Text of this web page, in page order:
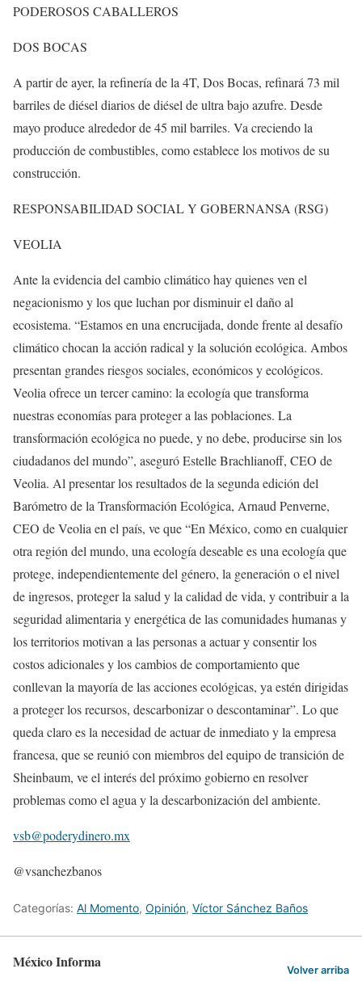
PODEROSOS CABALLEROS
DOS BOCAS
A partir de ayer, la refinería de la 4T, Dos Bocas, refinará 73 mil
barriles de diésel diarios de diésel de ultra bajo azufre. Desde
mayo produce alrededor de 45 mil barriles. Va creciendo la
producción de combustibles, como establece los motivos de su
construcción.
RESPONSABILIDAD SOCIAL Y GOBERNANSA (RSG)
VEOLIA
Ante la evidencia del cambio climático hay quienes ven el
negacionismo y los que luchan por disminuir el daño al
ecosistema. “Estamos en una encrucijada, donde frente al desafío
climático chocan la acción radical y la solución ecológica. Ambos
presentan grandes riesgos sociales, económicos y ecológicos.
Veolia ofrece un tercer camino: la ecología que transforma
nuestras economías para proteger a las poblaciones. La
transformación ecológica no puede, y no debe, producirse sin los
ciudadanos del mundo”, aseguró Estelle Brachlianoff, CEO de
Veolia. Al presentar los resultados de la segunda edición del
Barómetro de la Transformación Ecológica, Arnaud Penverne,
CEO de Veolia en el país, ve que “En México, como en cualquier
otra región del mundo, una ecología deseable es una ecología que
protege, independientemente del género, la generación o el nivel
de ingresos, proteger la salud y la calidad de vida, y contribuir a la
seguridad alimentaria y energética de las comunidades humanas y
los territorios motivan a las personas a actuar y consentir los
costos adicionales y los cambios de comportamiento que
conllevan la mayoría de las acciones ecológicas, ya estén dirigidas
a proteger los recursos, descarbonizar o descontaminar”. Lo que
queda claro es la necesidad de actuar de inmediato y la empresa
francesa, que se reunió con miembros del equipo de transición de
Sheinbaum, ve el interés del próximo gobierno en resolver
problemas como el agua y la descarbonización del ambiente.
vsb@poderydinero.mx
@vsanchezbanos
Categorías: Al Momento, Opinión, Víctor Sánchez Baños
México Informa Volver arriba